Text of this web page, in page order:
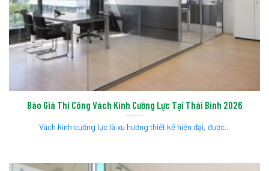
Báo Giá Thi Công Vách Kính Cường Lực Tại Thái Bình 2026
Vách kính cường lực là xu hướng thiết kế hiện đại, được...